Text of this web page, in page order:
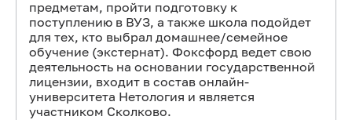
предметам, пройти подготовку к
поступлению в ВУЗ, а также школа подойдет
для тех, кто выбрал домашнее/семейное
обучение (экстернат). Фоксфорд ведет свою
деятельность на основании государственной
лицензии, входит в состав онлайн-
университета Нетология и является
участником Сколково.